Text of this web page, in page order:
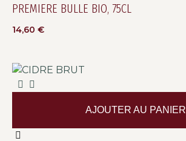
PREMIERE BULLE BIO, 75CL
14,60 €
AJOUTER AU PANIER